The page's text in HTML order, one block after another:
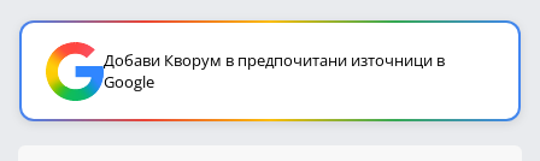
Добави Кворум в предпочитани източници в
Google